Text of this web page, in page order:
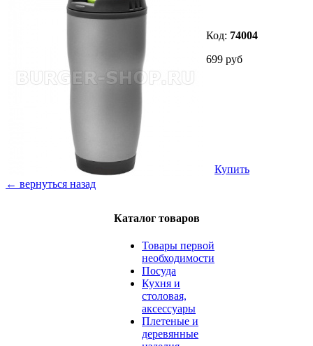
Код: 74004
699 руб
Купить
← вернуться назад
Каталог товаров
Товары первой
необходимости
Посуда
Кухня и
столовая,
аксессуары
Плетеные и
деревянные